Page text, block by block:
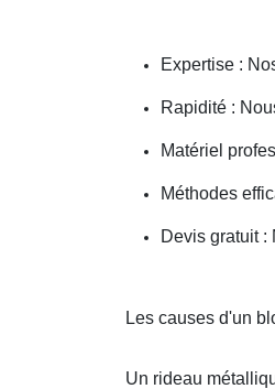
Expertise :
Rapidité :
Matériel
Méthodes
Devis gratuit :
Les causes d'un
Un rideau